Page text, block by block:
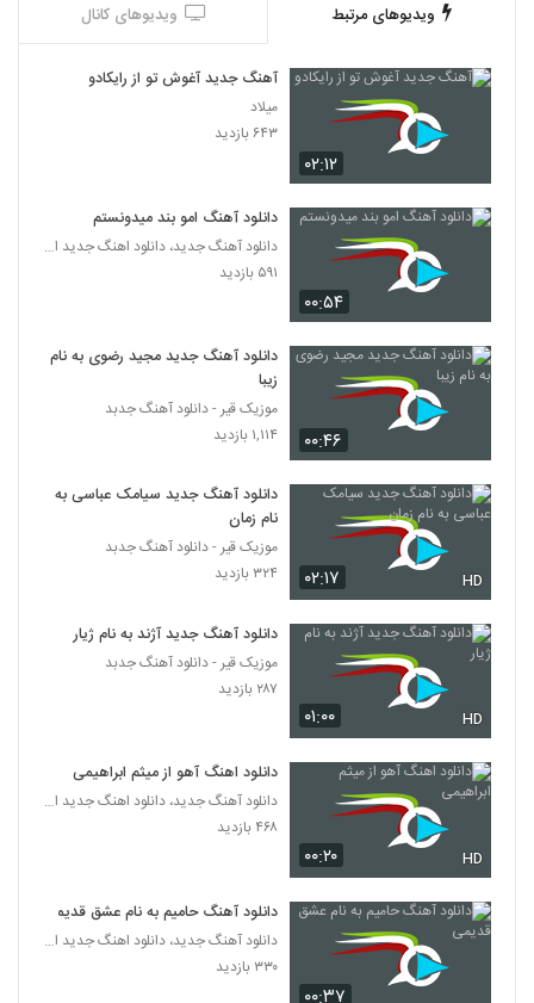
موزیک زیبای شقایق از آرمان گرشاسبی
Yaghoubi Divoonegi)
۲۴۵ بازدید
دانلود آهنگ رضا بیدرام زندگی
احسان قربان زاده آهنگ تو که نباشى
آهنگ ای جان از محسن حق شناس(پاپ)
۲۶۰ بازدید
دانلود آهنگ دوست دارم از آرش بهمنش
5341
موزیک زیبای کافه از علی هایپر
5342
دانلود آهنگ جدید و زیبای شاهرخ اینانلو با نام
حال دلم
۲۳۶ بازدید
دانلود آهنگ کنار من باش از هومن اسماعیل
5344
Kian Saeidi Chi Migi
۲۳۰ بازدید
دانلود آهنگ اینم یه تقدیره از سقا مسلمی
۲۳۷ بازدید
ویدیوهای مرتبط ویدیوهای کانال
۰۲:۱۲
آهنگ جدید آغوش تو از رایکادو
میلاد
۶۴۳ بازدید
۰۰:۵۴
دانلود آهنگ امو بند میدونستم
دانلود آهنگ جدید، دانلود اهنگ جدید ایرانی
۵۹۱ بازدید
۰۰:۴۶
دانلود آهنگ جدید مجید رضوی به نام
زیبا
موزیک قیر - دانلود آهنگ جدبد
۱,۱۱۴ بازدید
۰۲:۱۷ HD
دانلود آهنگ جدید سیامک عباسی به
نام زمان
موزیک قیر - دانلود آهنگ جدبد
۳۲۴ بازدید
۰۱:۰۰ HD
دانلود آهنگ جدید آژند به نام ژیار
موزیک قیر - دانلود آهنگ جدبد
۲۸۷ بازدید
۰۰:۲۰ HD
دانلود اهنگ آهو از میثم ابراهیمی
دانلود آهنگ جدید، دانلود اهنگ جدید ایرانی
۴۶۸ بازدید
دانلود آهنگ حامیم به نام عشق قدیمی
دانلود آهنگ جدید، دانلود اهنگ جدید ایرانی
۳۳۰ بازدید